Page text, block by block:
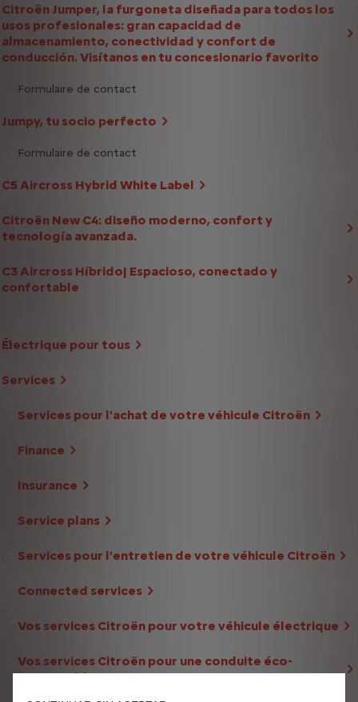
Citroën Jumper, la furgoneta diseñada para todos los
usos profesionales: gran capacidad de
almacenamiento, conectividad y confort de
conducción. Visítanos en tu concesionario favorito
Formulaire de contact
Jumpy, tu socio perfecto
Formulaire de contact
C5 Aircross Hybrid White Label
Citroën New C4: diseño moderno, confort y
tecnología avanzada.
C3 Aircross Híbrido| Espacioso, conectado y
confortable
Électrique pour tous
Services
Services pour l'achat de votre véhicule Citroën
Finance
Insurance
Service plans
Services pour l'entretien de votre véhicule Citroën
Connected services
Vos services Citroën pour votre véhicule électrique
Vos services Citroën pour une conduite éco-
responsable